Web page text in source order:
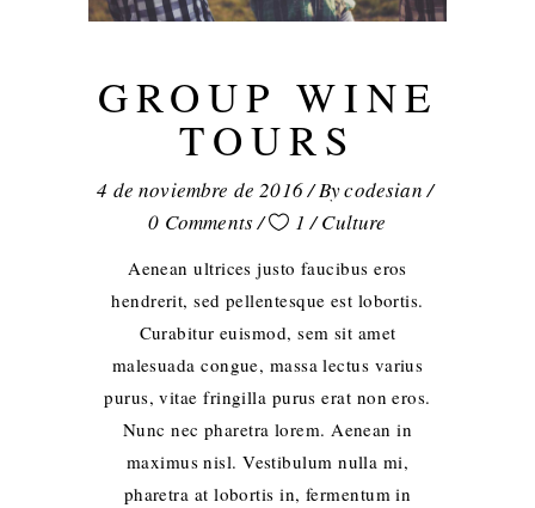
GROUP WINE
TOURS
4 de noviembre de 2016 Bycodesian
0 Comments
1 Culture
Aenean ultrices justo faucibus eros
hendrerit, sed pellentesque est lobortis.
Curabitur euismod, sem sit amet
malesuada congue, massa lectus varius
purus, vitae fringilla purus erat non eros.
Nunc nec pharetra lorem. Aenean in
maximus nisl. Vestibulum nulla mi,
pharetra at lobortis in, fermentum in